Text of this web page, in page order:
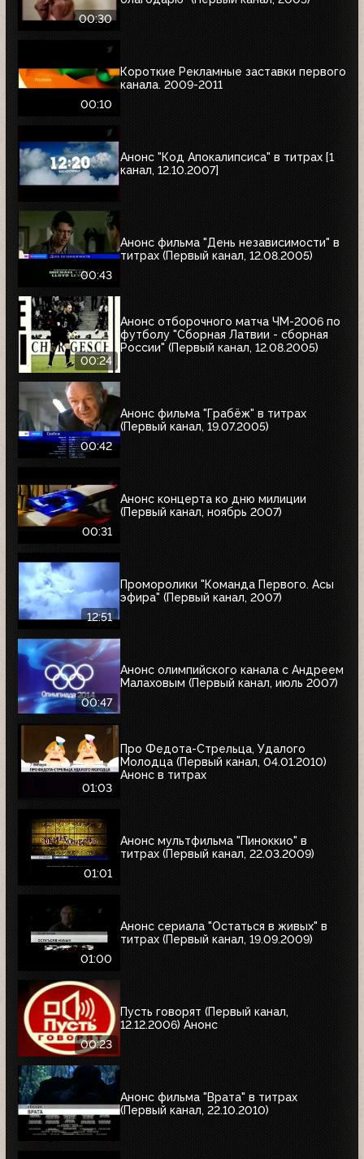
00:30
00:10
Короткие Рекламные заставки первого
канала. 2009-2011
Анонс "Код Апокалипсиса" в титрах [1
канал, 12.10.2007]
00:43
Анонс фильма "День независимости" в
титрах (Первый канал, 12.08.2005)
00:24
Анонс отборочного матча ЧМ-2006 по
футболу "Сборная Латвии - сборная
России" (Первый канал, 12.08.2005)
00:42
Анонс фильма "Грабёж" в титрах
(Первый канал, 19.07.2005)
00:31
Анонс концерта ко дню милиции
(Первый канал, ноябрь 2007)
12:51
Проморолики "Команда Первого. Асы
эфира" (Первый канал, 2007)
00:47
Анонс олимпийского канала с Андреем
Малаховым (Первый канал, июль 2007)
01:03
Про Федота-Стрельца, Удалого
Молодца (Первый канал, 04.01.2010)
Анонс в титрах
01:01
Анонс мультфильма "Пиноккио" в
титрах (Первый канал, 22.03.2009)
01:00
Анонс сериала "Остаться в живых" в
титрах (Первый канал, 19.09.2009)
00:23
Пусть говорят (Первый канал,
12.12.2006) Анонс
Анонс фильма "Врата" в титрах
(Первый канал, 22.10.2010)